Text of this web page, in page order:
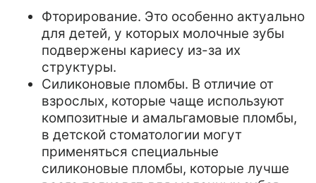
газозаровая анестезия или седация.
4.Специфика заболеваний
Врачи стоматологи-терапевты детские
сталкиваются с уникальными проблемами и
заболеваниями:
Кариес молочных зубов. Из-за
большого количества сахаро-
содержащей пищи, а также недостатка
внимания к гигиене, кариес в молочных